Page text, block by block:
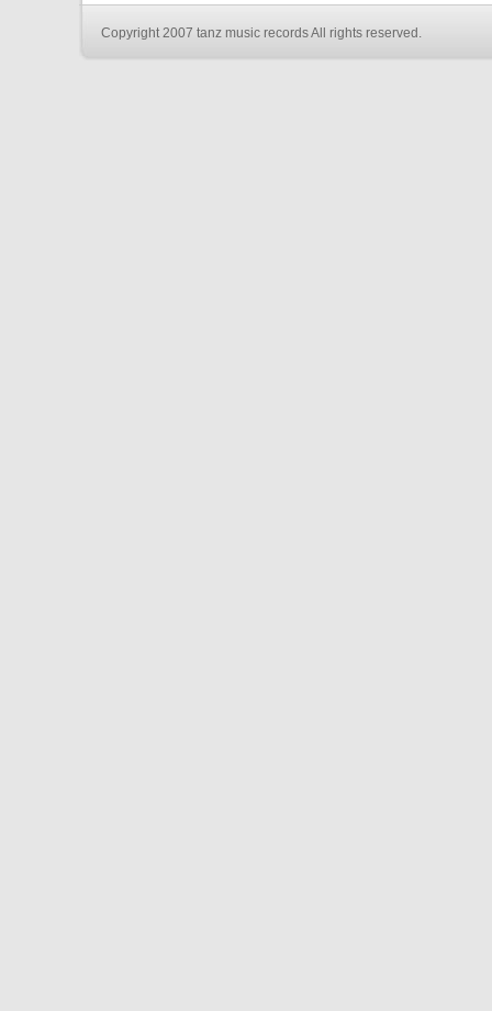
Copyright 2007 tanz music records All rights reserved.